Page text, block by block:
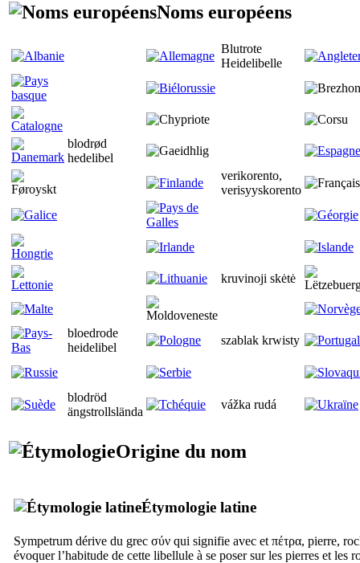
Noms européens
Blutrote
Heidelibelle
blodrød
hedelibel
verikorento,
verisyyskorento
kruvinoji skėtė
bloedrode
heidelibel
szablak krwisty
blodröd
ängstrollslända
vážka rudá
Origine du nom
Étymologie latine
Sympetrum dérive du grec σύν qui signifie avec et πέτρα, pierre,
évoquer l’habitude de cette libellule à se poser sur les pierres et les